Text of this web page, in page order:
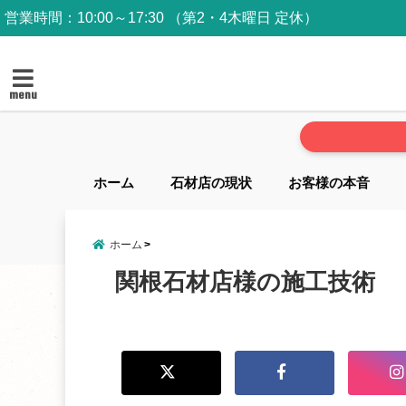
営業時間：10:00～17:30 （第2・4木曜日 定休）
menu
ホーム 石材店の現状 お客様の本音
ホーム
関根石材店様の施工技術